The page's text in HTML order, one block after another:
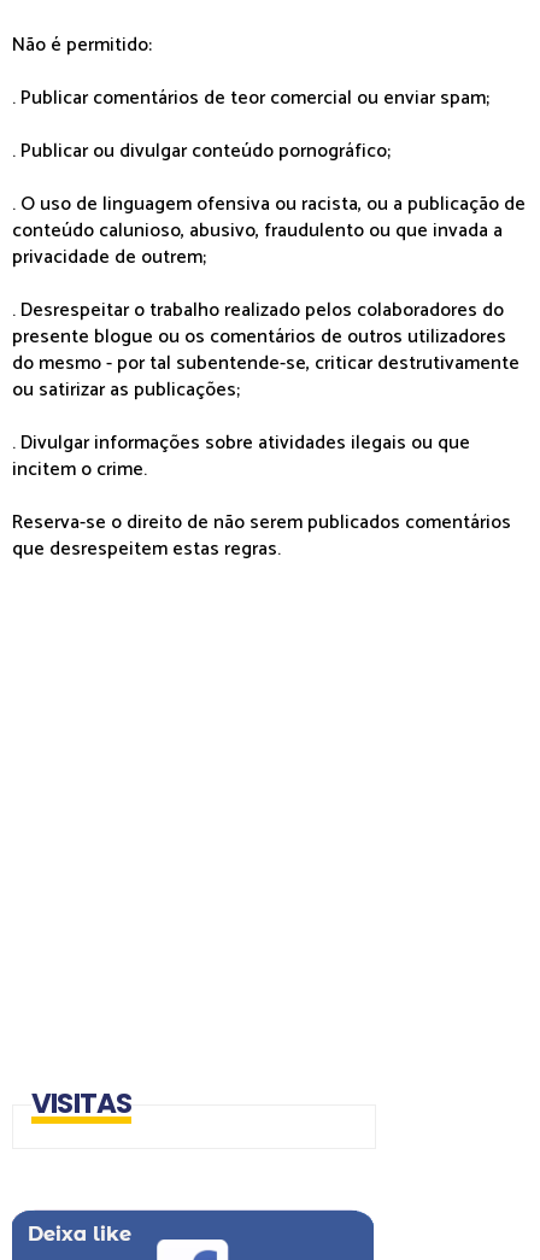
Não é permitido:
. Publicar comentários de teor comercial ou enviar spam;
. Publicar ou divulgar conteúdo pornográfico;
. O uso de linguagem ofensiva ou racista, ou a publicação de
conteúdo calunioso, abusivo, fraudulento ou que invada a
privacidade de outrem;
. Desrespeitar o trabalho realizado pelos colaboradores do
presente blogue ou os comentários de outros utilizadores
do mesmo - por tal subentende-se, criticar destrutivamente
ou satirizar as publicações;
. Divulgar informações sobre atividades ilegais ou que
incitem o crime.
Reserva-se o direito de não serem publicados comentários
que desrespeitem estas regras.
VISITAS